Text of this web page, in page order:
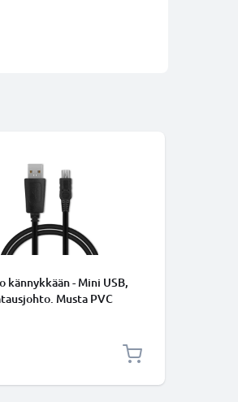
kännykkään - Mini USB,
Musta PVC